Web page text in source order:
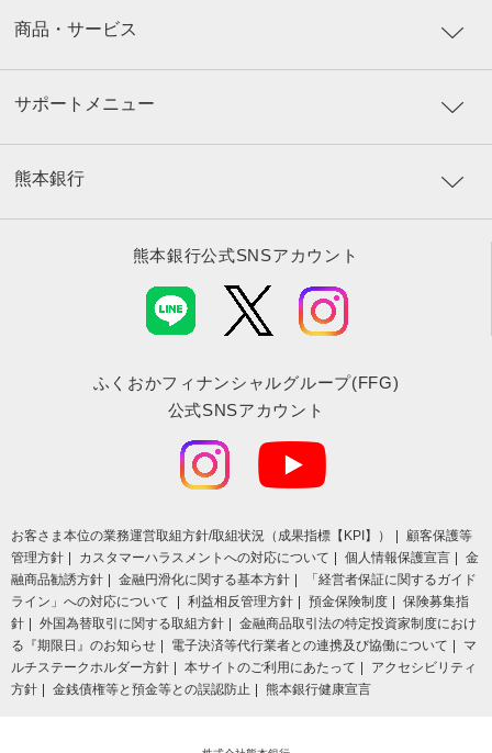
商品・サービス
サポートメニュー
熊本銀行
熊本銀行公式SNSアカウント
ふくおかフィナンシャルグループ(FFG)
公式SNSアカウント
お客さま本位の業務運営取組⽅針/取組状況（成果指標【KPI】）
顧客保護等
管理方針
カスタマーハラスメントへの対応について 個人情報保護宣言
金
融商品勧誘方針
金融円滑化に関する基本方針
「経営者保証に関するガイド
ライン」への対応について
利益相反管理方針 預金保険制度
保険募集指
針
外国為替取引に関する取組方針
金融商品取引法の特定投資家制度におけ
る『期限日』のお知らせ
電子決済等代行業者との連携及び協働について
マ
ルチステークホルダー方針
本サイトのご利用にあたって
アクセシビリティ
方針
金銭債権等と預金等との誤認防止 熊本銀行健康宣言